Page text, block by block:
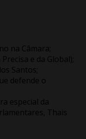
na Câmara;
e da Global);
Santos;
defende o
especial da
Thais